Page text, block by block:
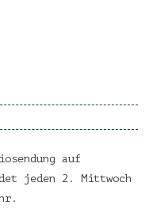
auf
jeden 2. Mittwoch